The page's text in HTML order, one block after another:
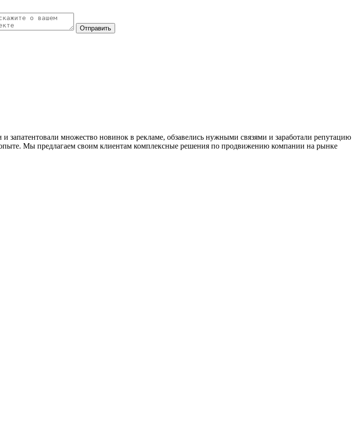
Отправить
запатентовали множество новинок в рекламе, обзавелись нужными связями и заработали репутацию
Мы предлагаем своим клиентам комплексные решения по продвижению компании на рынке